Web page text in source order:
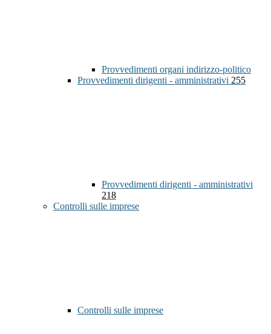
Provvedimenti organi indirizzo-politico
Provvedimenti dirigenti - amministrativi 255
Provvedimenti dirigenti - amministrativi
218
Controlli sulle imprese
Controlli sulle imprese